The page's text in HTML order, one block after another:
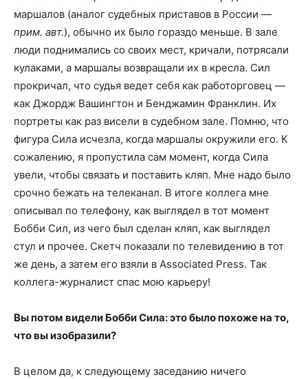
маршалов (аналог судебных приставов в России —
прим. авт.), обычно их было гораздо меньше. В зале
люди поднимались со своих мест, кричали, потрясали
кулаками, а маршалы возвращали их в кресла. Сил
прокричал, что судья ведет себя как работорговец —
как Джордж Вашингтон и Бенджамин Франклин. Их
портреты как раз висели в судебном зале. Помню, что
фигура Сила исчезла, когда маршалы окружили его. К
сожалению, я пропустила сам момент, когда Сила
увели, чтобы связать и поставить кляп. Мне надо было
срочно бежать на телеканал. В итоге коллега мне
описывал по телефону, как выглядел в тот момент
Бобби Сил, из чего был сделан кляп, как выглядел
стул и прочее. Скетч показали по телевидению в тот
же день, а затем его взяли в Associated Press. Так
коллега-журналист спас мою карьеру!
Вы потом видели Бобби Сила: это было похоже на то,
что вы изобразили?
В целом да, к следующему заседанию ничего